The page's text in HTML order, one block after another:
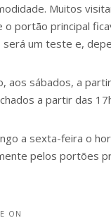
Muitos
o portão principal
será um teste e,
aos sábados, a
a partir das
a sexta-feira o
pelos portões
ON